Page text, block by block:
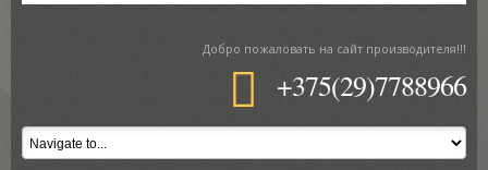
Добро пожаловать на сайт производителя!!!
+375(29)7788966